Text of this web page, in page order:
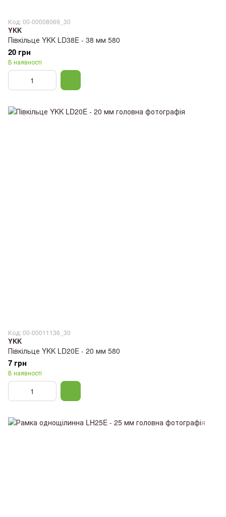
Код: 00-00008069_30
YKK
Півкільце YKK LD38E - 38 мм 580
20 грн
В наявності
Код: 00-00011136_30
YKK
Півкільце YKK LD20E - 20 мм 580
7 грн
В наявності